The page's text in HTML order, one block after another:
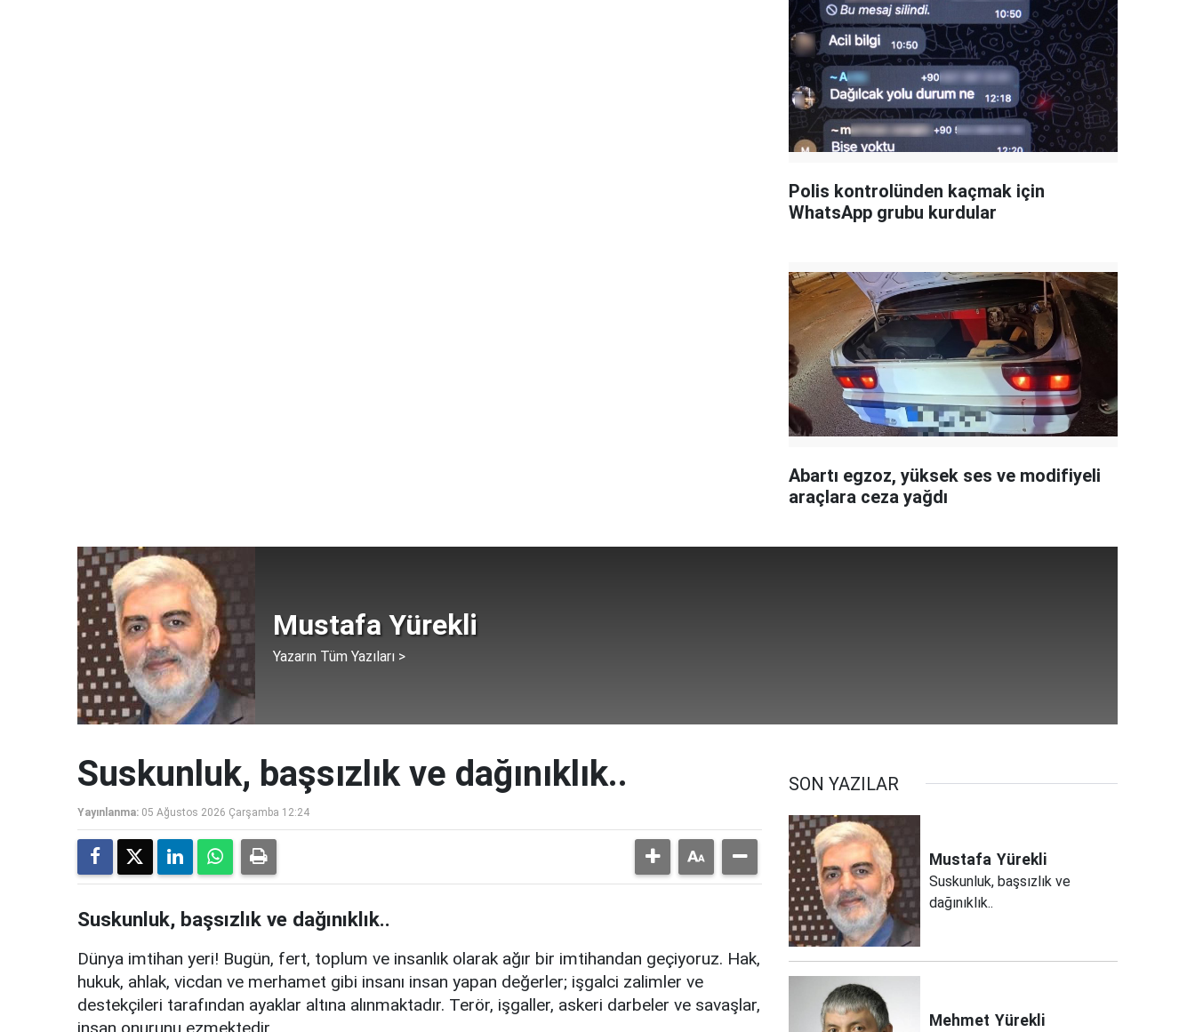
Polis kontrolünden kaçmak için
WhatsApp grubu kurdular
Abartı egzoz, yüksek ses ve modifiyeli
araçlara ceza yağdı
Mustafa Yürekli
Yazarın Tüm Yazıları >
Suskunluk, başsızlık ve dağınıklık..
Yayınlanma: 05 Ağustos 2026 Çarşamba 12:24
Suskunluk, başsızlık ve dağınıklık..
Dünya imtihan yeri! Bugün, fert, toplum ve insanlık olarak ağır bir imtihandan geçiyoruz. Hak,
hukuk, ahlak, vicdan ve merhamet gibi insanı insan yapan değerler; işgalci zalimler ve
destekçileri tarafından ayaklar altına alınmaktadır. Terör, işgaller, askeri darbeler ve savaşlar,
insan onurunu ezmektedir.
SON YAZILAR
Mustafa Yürekli
Suskunluk, başsızlık ve
dağınıklık..
Mehmet Yürekli